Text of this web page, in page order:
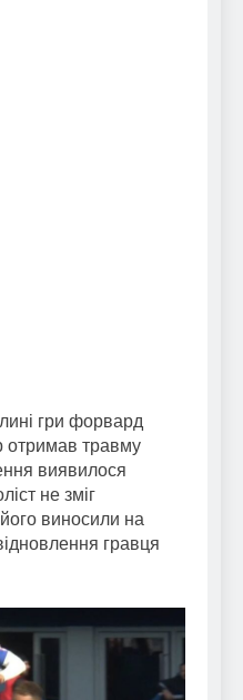
гри форвард
отримав травму
виявилося
не зміг
виносили на
гравця